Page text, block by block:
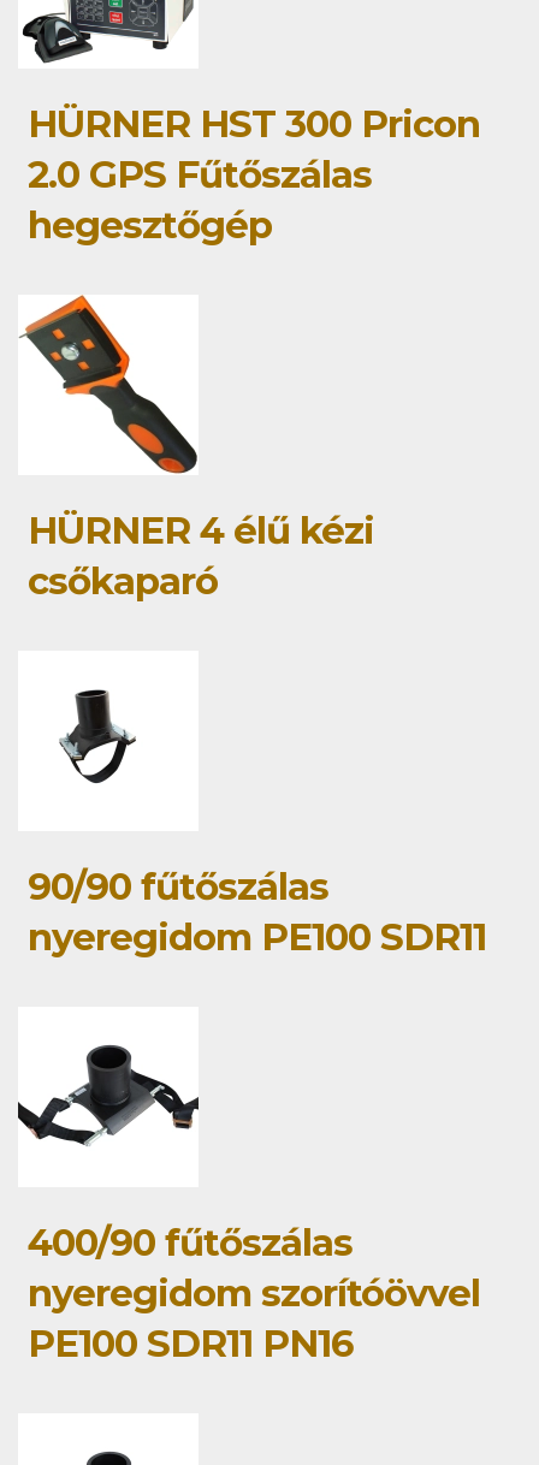
HÜRNER HST 300 Pricon
2.0 GPS Fűtőszálas
hegesztőgép
HÜRNER 4 élű kézi
csőkaparó
90/90 fűtőszálas
nyeregidom PE100 SDR11
400/90 fűtőszálas
nyeregidom szorítóövvel
PE100 SDR11 PN16